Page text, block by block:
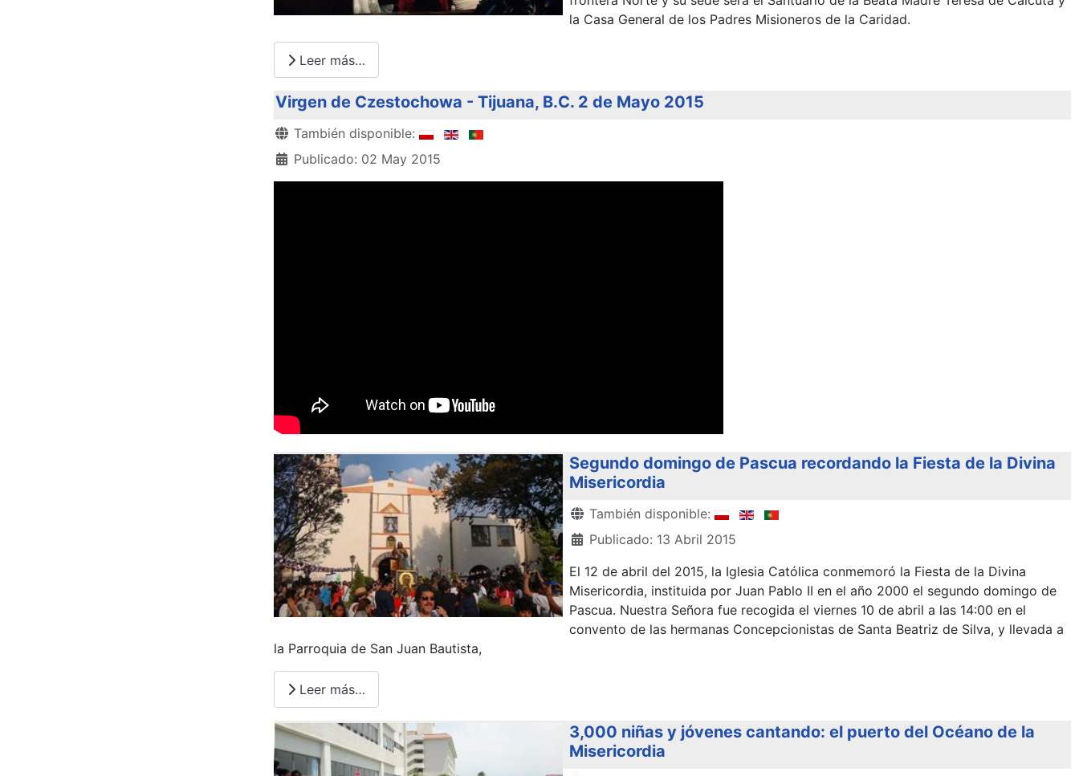
la Casa General de los Padres Misioneros de la Caridad.
Leer más…
Virgen de Czestochowa - Tijuana, B.C. 2 de Mayo 2015
Detalles
También disponible:
Publicado: 02 May 2015
Segundo domingo de Pascua recordando la Fiesta de la Divina
Misericordia
Detalles
También disponible:
Publicado: 13 Abril 2015
El 12 de abril del 2015, la Iglesia Católica conmemoró la Fiesta de la Divina
Misericordia, instituida por Juan Pablo II en el año 2000 el segundo domingo de
Pascua. Nuestra Señora fue recogida el viernes 10 de abril a las 14:00 en el
convento de las hermanas Concepcionistas de Santa Beatriz de Silva, y llevada a
la Parroquia de San Juan Bautista,
Leer más…
3,000 niñas y jóvenes cantando: el puerto del Océano de la
Misericordia